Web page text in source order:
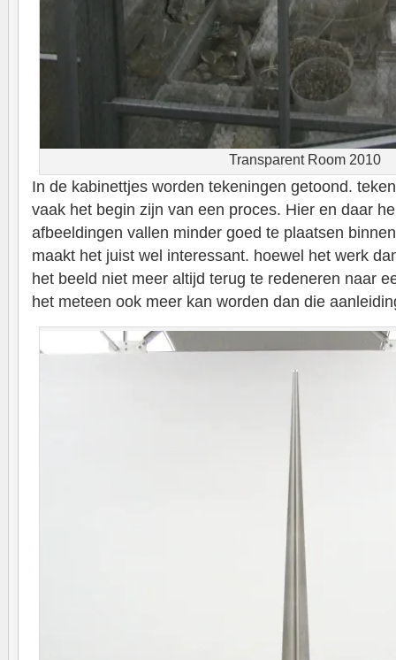
Transparent Room 2010
In de kabinettjes worden tekeningen getoond.
vaak het begin zijn van een proces. Hier en daar
afbeeldingen vallen minder goed te plaatsen
maakt het juist wel interessant. hoewel het werk
het beeld niet meer altijd terug te redeneren naar
het meteen ook meer kan worden dan die